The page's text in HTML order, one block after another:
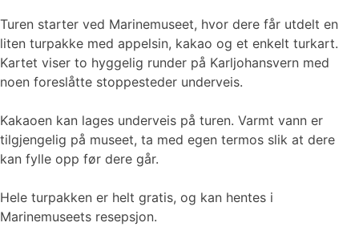
Turen starter ved Marinemuseet, hvor dere får utdelt en
liten turpakke med appelsin, kakao og et enkelt turkart.
Kartet viser to hyggelig runder på Karljohansvern med
noen foreslåtte stoppesteder underveis.
Kakaoen kan lages underveis på turen. Varmt vann er
tilgjengelig på museet, ta med egen termos slik at dere
kan fylle opp før dere går.
Hele turpakken er helt gratis, og kan hentes i
Marinemuseets resepsjon.